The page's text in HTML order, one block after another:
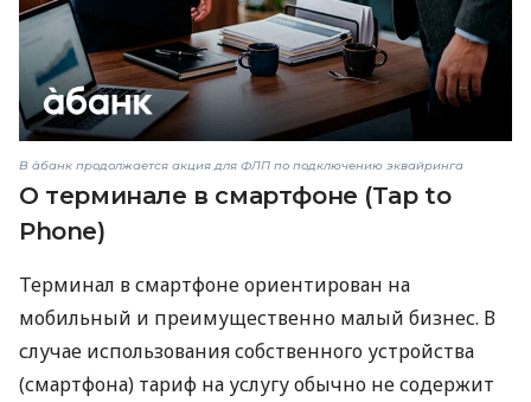
В àбанк продолжается акция для ФЛП по подключению эквайринга
О терминале в смартфоне (Tap to
Phone)
Терминал в смартфоне ориентирован на
мобильный и преимущественно малый бизнес. В
случае использования собственного устройства
(смартфона) тариф на услугу обычно не содержит